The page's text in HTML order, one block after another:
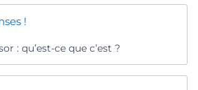
!
: qu’est-ce que c’est ?